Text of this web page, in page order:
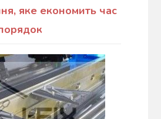
яке економить час